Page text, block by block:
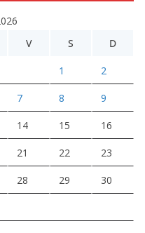
V S D
1 2
7 8 9
14 15 16
21 22 23
28 29 30